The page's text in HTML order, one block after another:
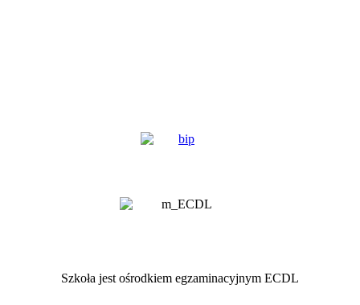
Szkoła jest ośrodkiem egzaminacyjnym ECDL